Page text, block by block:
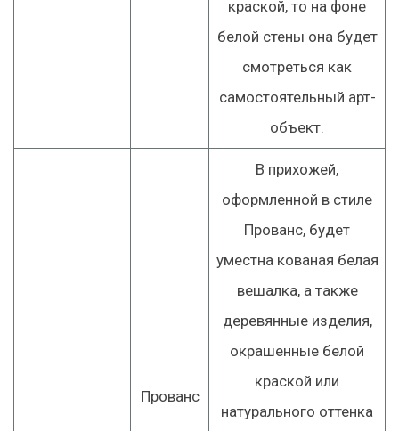
краской, то на фоне
белой стены она будет
смотреться как
самостоятельный арт-
объект.
Прованс
В прихожей,
оформленной в стиле
Прованс, будет
уместна кованая белая
вешалка, а также
деревянные изделия,
окрашенные белой
краской или
натурального оттенка